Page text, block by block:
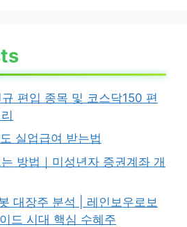
편입 종목 및 코스닥150 편
실업급여 받는법
방법｜미성년자 증권계좌 개
대장주 분석 | 레인보우로보
드 시대 핵심 수혜주